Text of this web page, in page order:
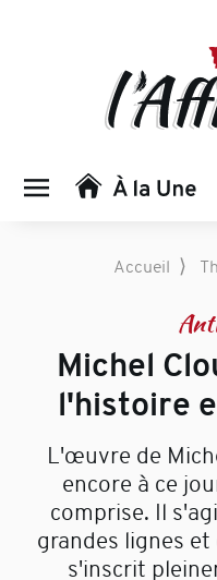
Accueil ⟩
Michel
l'histoire
L'œuvre de
encore à ce
comprise. Il
grandes lignes
s'inscrit